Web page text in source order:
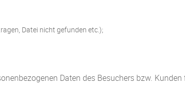
Datei nicht gefunden etc.);
Daten des Besuchers bzw.